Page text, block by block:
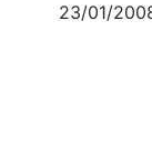
23/01/